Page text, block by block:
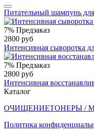
Питательный шампунь
7% Предзаказ
2800 руб
Интенсивная сыворотка
7% Предзаказ
2800 руб
Интенсивная
Каталог
ОЧИЩЕНИЕТОНЕРЫ /
Политика